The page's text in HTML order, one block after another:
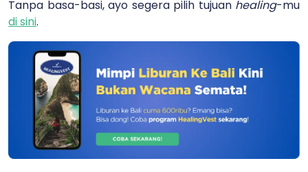
Tanpa basa-basi, ayo segera pilih tujuan healing-mu
di sini.